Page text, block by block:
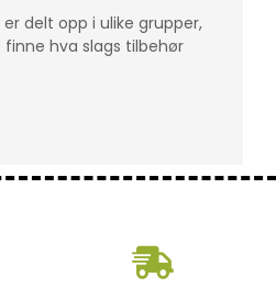
delt opp i ulike grupper,
hva slags tilbehør